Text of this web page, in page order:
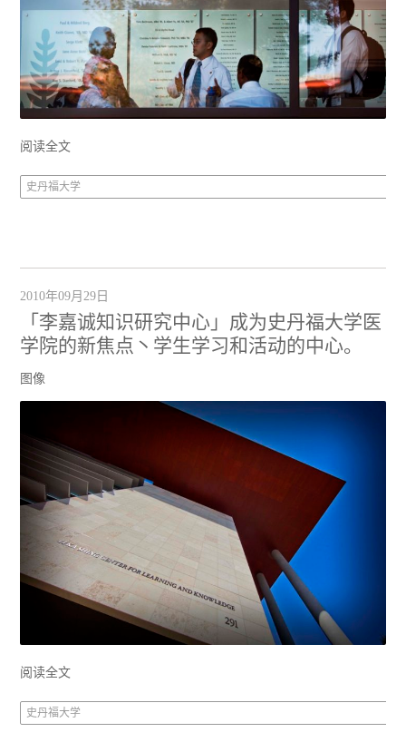
阅读全文
史丹福大学
2010年09月29日
「李嘉诚知识研究中心」成为史丹福大学医
学院的新焦点丶学生学习和活动的中心。
图像
阅读全文
史丹福大学